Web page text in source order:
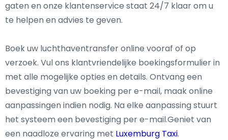
gaten en onze klantenservice staat 24/7 klaar om u
te helpen en advies te geven.
Boek uw luchthaventransfer online vooraf of op
verzoek. Vul ons klantvriendelijke boekingsformulier in
met alle mogelijke opties en details. Ontvang een
bevestiging van uw boeking per e-mail, maak online
aanpassingen indien nodig. Na elke aanpassing stuurt
het systeem een bevestiging per e-mail.Geniet van
een naadloze ervaring met Luxemburg Taxi.